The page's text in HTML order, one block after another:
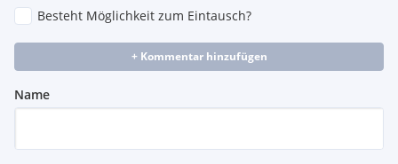
Besteht Möglichkeit zum Eintausch?
+ Kommentar hinzufügen
Name